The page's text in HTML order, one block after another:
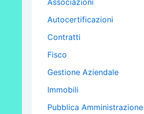
Associazioni
Autocertificazioni
Contratti
Fisco
Gestione Aziendale
Immobili
Pubblica Amministrazione